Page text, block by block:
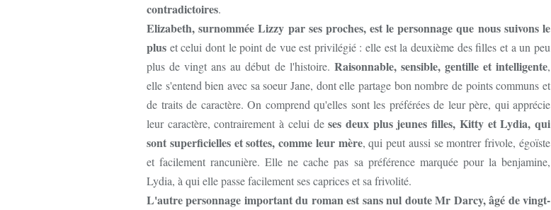
contradictoires.
Elizabeth, surnommée Lizzy par ses proches, est le personnage que nous suivons le
plus et celui dont le point de vue est privilégié : elle est la deuxième des filles et a un peu
plus de vingt ans au début de l'histoire. Raisonnable, sensible, gentille et intelligente,
elle s'entend bien avec sa soeur Jane, dont elle partage bon nombre de points communs et
de traits de caractère. On comprend qu'elles sont les préférées de leur père, qui apprécie
leur caractère, contrairement à celui deses deux plus jeunes filles, Kitty et Lydia, qui
sont superficielles et sottes, comme leur mère, qui peut aussi se montrer frivole, égoïste
et facilement rancunière. Elle ne cache pas sa préférence marquée pour la benjamine,
Lydia, à qui elle passe facilement ses caprices et sa frivolité.
L'autre personnage important du roman est sans nul doute Mr Darcy, âgé de vingt-